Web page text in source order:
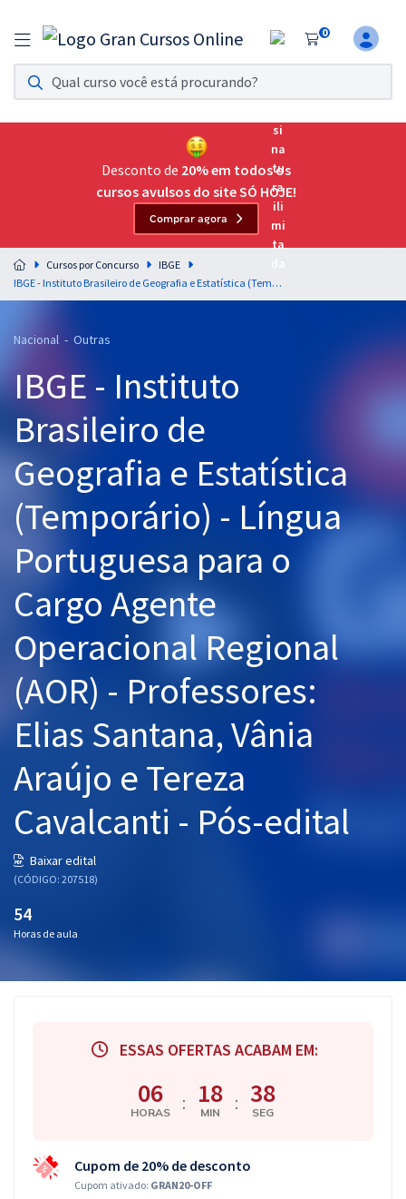
0
Assinatura Ilimitada 11
Acesso a todos os cursos. Teste grátis por 7 dias!
Assinatura OAB Até Passar
Acesso ilimitado a toda preparação para o Exame da
Residências Multiprofissionais
Preparação completa e intensiva para as principais
residências em saúde do Brasil
Cursos 20% OFF
Pós
Graduação
OAB
Questões grátis
Blog
Aprovados
Desconto de 20% em todos os
cursos avulsos do site SÓ HOJE!
Comprar agora
Cursos por Concurso
IBGE
IBGE - Instituto Brasileiro de Geografia e Estatística (Temporário) - Língua Portuguesa para o Cargo Agente Operacional Regional (AOR) - Professores: Elias Santana, Vânia Araújo e Tereza Cavalcanti - Pós-edital
Nacional - Outras
IBGE - Instituto
Brasileiro de
Geografia e Estatística
(Temporário) - Língua
Portuguesa para o
Cargo Agente
Operacional Regional
(AOR) - Professores:
Elias Santana, Vânia
Araújo e Tereza
Cavalcanti - Pós-edital
Baixar edital
(CÓDIGO: 207518)
54
Horas de aula
ESSAS OFERTAS ACABAM EM:
06
HORAS : 18
MIN : 37
SEG
Cupom de 20% de desconto
Cupom ativado: GRAN20-OFF